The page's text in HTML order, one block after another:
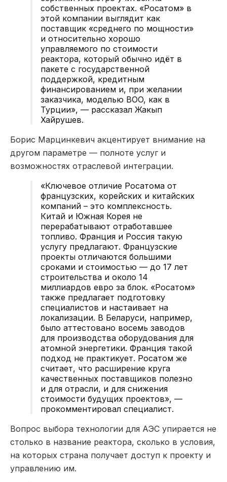
собственных проектах. «Росатом» в
этой компании выглядит как
поставщик «среднего по мощности»
и относительно хорошо
управляемого по стоимости
реактора, который обычно идёт в
пакете с государственной
поддержкой, кредитным
финансированием и, при желании
заказчика, моделью BOO, как в
Турции», — рассказал Жакып
Хайрушев.
Борис Марцинкевич акцентирует внимание на
другом параметре — полноте услуг и
возможностях отраслевой интеграции.
«Ключевое отличие Росатома от
французских, корейских и китайских
компаний – это комплексность.
Китай и Южная Корея не
перерабатывают отработавшее
топливо. Франция и Россия такую
услугу предлагают. Французские
проекты отличаются большими
сроками и стоимостью — до 17 лет
строительства и около 14
миллиардов евро за блок. «Росатом»
также предлагает подготовку
специалистов и настаивает на
локализации. В Беларуси, например,
было аттестовано восемь заводов
для производства оборудования для
атомной энергетики. Франция такой
подход не практикует. Росатом же
считает, что расширение круга
качественных поставщиков полезно
и для отрасли, и для снижения
стоимости будущих проектов», —
прокомментировал специалист.
Вопрос выбора технологии для АЭС упирается не
столько в название реактора, сколько в условия,
на которых страна получает доступ к проекту и
управлению им.